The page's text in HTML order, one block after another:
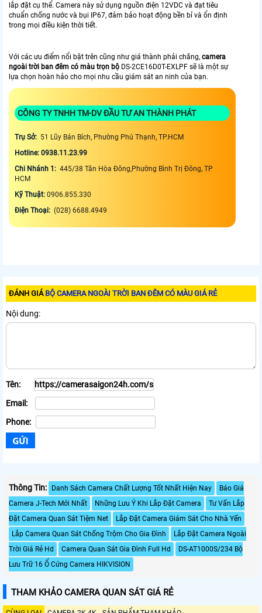
lắp đặt cụ thể. Camera này sử dụng nguồn điện 12VDC và đạt tiêu
chuẩn chống nước và bụi IP67, đảm bảo hoạt động bền bỉ và ổn định
trong mọi điều kiện thời tiết.
Với các ưu điểm nổi bật trên cũng như giá thành phải chăng, camera
ngoài trời ban đêm có màu trọn bộ DS-2CE16D0T-EXLPF sẽ là một sự
lựa chọn hoàn hảo cho mọi nhu cầu giám sát an ninh của bạn.
CÔNG TY TNHH TM-DV ĐẦU TƯ AN THÀNH PHÁT
Trụ Sở: 51 Lũy Bán Bích, Phường Phú Thạnh, TP.HCM
Hotline: 0938.11.23.99
Chi Nhánh 1: 445/38 Tân Hòa Đông,Phường Bình Trị Đông, TP
HCM
Kỹ Thuật: 0906.855.330
Điện Thoại: (028) 6688.4949
ĐÁNH GIÁ BỘ CAMERA NGOÀI TRỜI BAN ĐÊM CÓ MÀU GIÁ RẺ
Nội dung:
Tên:
Email:
Phone:
Thông Tin: Danh Sách Camera Chất Lượng Tốt Nhất Hiện Nay
Báo Giá
Camera J-Tech Mới Nhất
Những Lưu Ý Khi Lắp Đặt Camera
Tư Vấn Lắp
Đặt Camera Quan Sát Tiệm Net
Lắp Đặt Camera Giám Sát Cho Nhà Yến
Lắp Camera Quan Sát Chống Trộm Cho Gia Đình
Lắp Đặt Camera Ngoài
Trời Giá Rẻ Hd
Camera Quan Sát Gia Đình Full Hd
DS-AT1000S/234 Bộ
Lưu Trữ 16 Ổ Cứng Camera HIKVISION
THAM KHẢO CAMERA QUAN SÁT GIÁ RẺ